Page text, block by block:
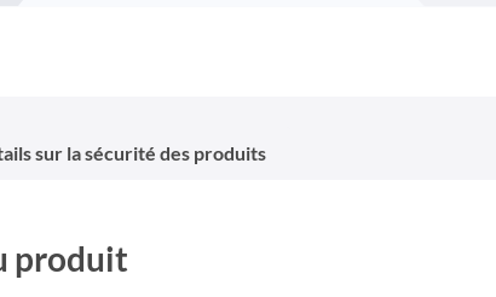
sur la sécurité des produits
produit